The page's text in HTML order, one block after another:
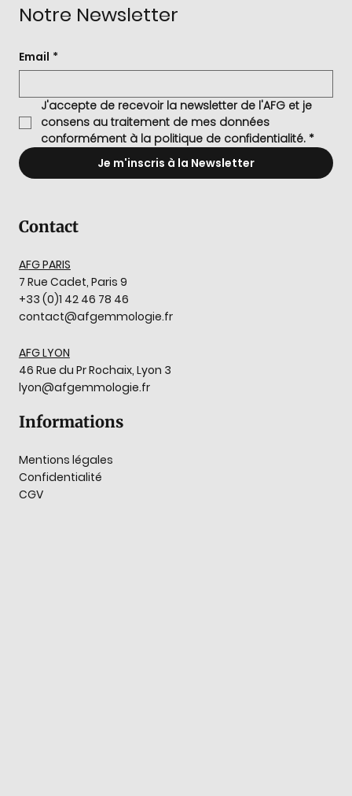
Notre Newsletter
Email *
J'accepte de recevoir la newsletter de l'AFG et je
consens au traitement de mes données
conformément à la politique de confidentialité. *
Je m'inscris à la Newsletter
Informations
Mentions légales
Confidentialité
CGV
Contact
AFG PARIS
7 Rue Cadet, Paris 9
+33 (0)1 42 46 78 46
contact@afgemmologie.fr
AFG LYON
46 Rue du Pr Rochaix, Lyon 3
lyon@afgemmologie.fr